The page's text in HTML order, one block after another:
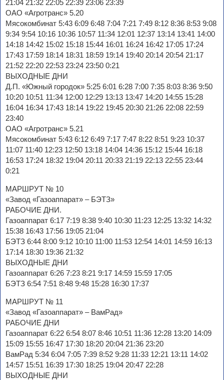
21:04 21:32 22:05 22:39 23:06 23:39
ОАО «Агротранс» 5.20
Мясокомбинат 5:43 6:09 6:48 7:04 7:21 7:49 8:12 8:36 8:53 9:08
9:34 9:54 10:16 10:36 10:57 11:34 12:01 12:37 13:14 13:41 14:00
14:18 14:42 15:02 15:18 15:44 16:01 16:24 16:42 17:05 17:24
17:43 17:59 18:14 18:31 18:59 19:14 19:40 20:14 20:54 21:17
21:52 22:20 22:53 23:24 23:50 0:21
ВЫХОДНЫЕ ДНИ
Д.П. «Южный городок» 5:25 6:01 6:28 7:00 7:35 8:03 8:36 9:50
10:20 10:51 11:34 12:00 12:29 13:13 13:47 14:20 14:55 15:28
16:04 16:34 17:43 18:14 19:22 19:45 20:30 21:26 22:08 22:59
23:40
ОАО «Агротранс» 5.21
Мясокомбинат 5:43 6:12 6:49 7:17 7:47 8:22 8:51 9:23 10:37
11:07 11:40 12:23 12:50 13:18 14:04 14:36 15:12 15:44 16:18
16:53 17:24 18:32 19:04 20:11 20:33 21:19 22:13 22:55 23:44
0:21
МАРШРУТ № 10
«Завод «Газоаппарат» – БЭТЗ»
РАБОЧИЕ ДНИ.
Газоаппарат 6:17 7:19 8:38 9:40 10:30 11:23 12:25 13:32 14:32
15:38 16:43 17:56 19:05 21:04
БЭТЗ 6:44 8:00 9:12 10:10 11:00 11:53 12:54 14:01 14:59 16:13
17:14 18:30 19:36 21:32
ВЫХОДНЫЕ ДНИ
Газоаппарат 6:26 7:23 8:21 9:17 14:59 15:59 17:05
БЭТЗ 6:54 7:51 8:48 9:48 15:28 16:30 17:37
МАРШРУТ № 11
«Завод «Газоаппарат» – ВамРад»
РАБОЧИЕ ДНИ
Газоаппарат 6:22 6:54 8:07 8:46 10:51 11:36 12:28 13:20 14:09
15:09 15:55 16:47 17:30 18:20 20:04 21:36 23:20
ВамРад 5:34 6:04 7:05 7:39 8:52 9:28 11:33 12:21 13:11 14:02
14:57 15:51 16:39 17:30 18:25 19:04 20:47 22:28
ВЫХОДНЫЕ ДНИ